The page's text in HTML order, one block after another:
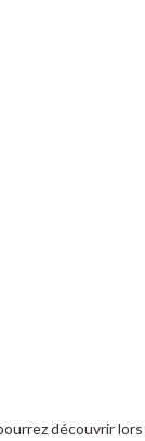
découvrir